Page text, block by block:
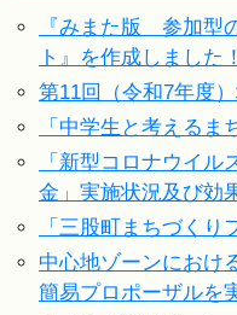
『みまた版 参加型
ト』を作成しました！
第11回（令和7年度
「中学生と考える
「新型コロナウイ
金」実施状況及び効
「三股町まちづく
中心地ゾーンにおけ
簡易プロポーザルを